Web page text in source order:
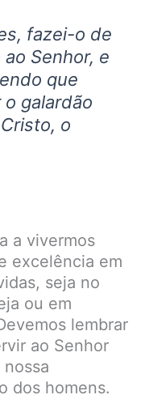
fazei-o de
Senhor, e
que
galardão
o
a vivermos
excelência em
seja no
ou em
lembrar
ao Senhor
dos homens.